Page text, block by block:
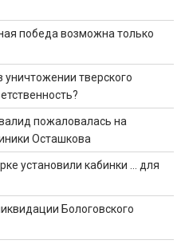
победа возможна только
уничтожении тверского
пожаловалась на
Осташкова
установили кабинки … для
Бологовского